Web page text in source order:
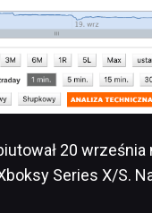
20
Series X/S.